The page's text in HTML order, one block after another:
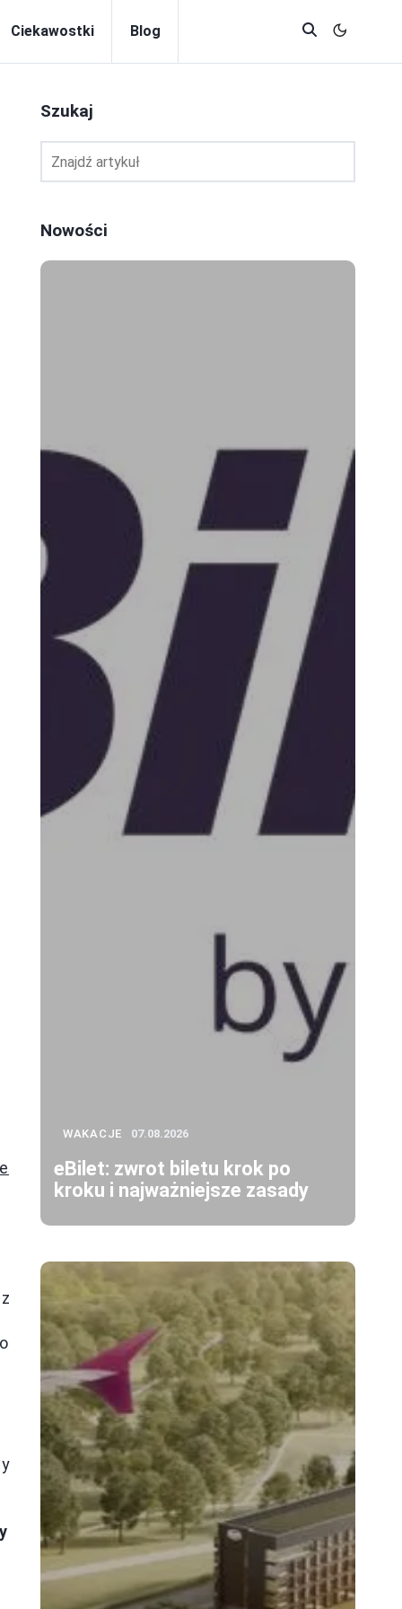
Ciekawostki Blog
Szukaj
Nowości
WAKACJE 07.08.2026
eBilet: zwrot biletu krok po
kroku i najważniejsze zasady